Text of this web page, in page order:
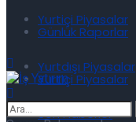
Yurtiçi Piyasalar
Yurtdışı Piyasalar
Son Haberler
Günlük Raporlar
Yurtiçi Piyasalar